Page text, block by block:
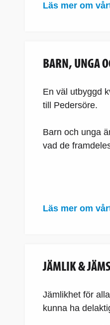
Läs mer om
BARN, UNGA
En väl utbyggd
till Pedersöre.
Barn och unga
vad de
Läs mer om
JÄMLIK &
Jämlikhet för
kunna ha